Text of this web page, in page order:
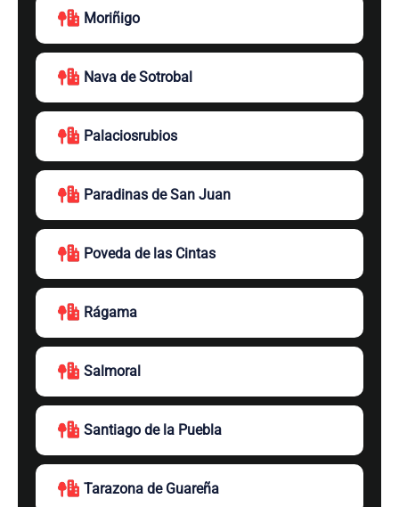
Moriñigo
Nava de Sotrobal
Palaciosrubios
Paradinas de San Juan
Poveda de las Cintas
Rágama
Salmoral
Santiago de la Puebla
Tarazona de Guareña